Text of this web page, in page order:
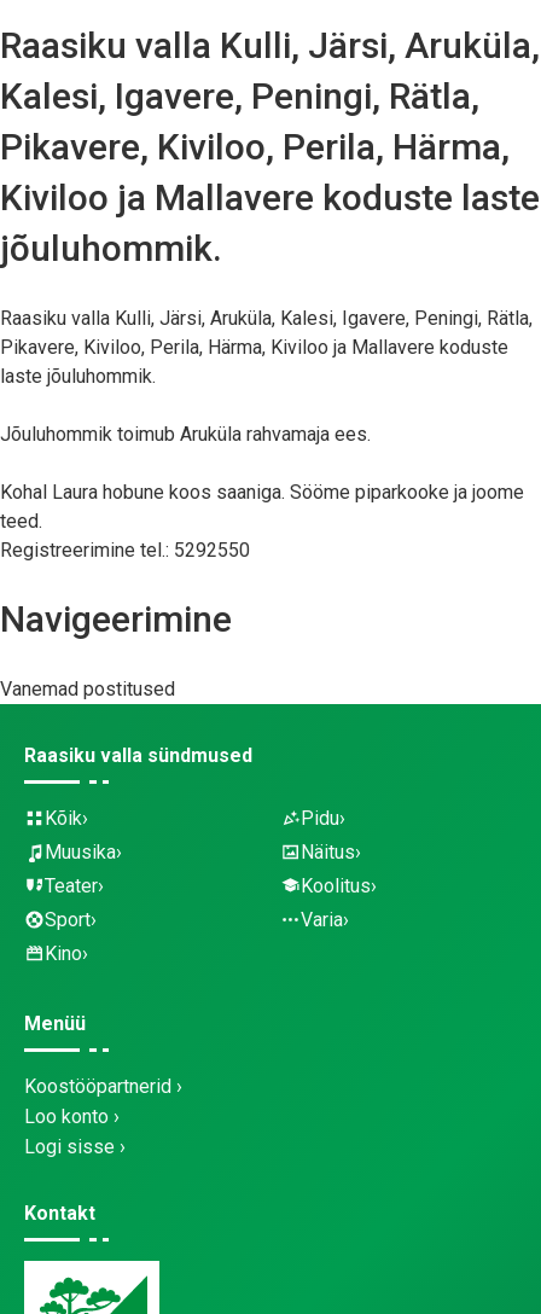
Raasiku valla Kulli, Järsi, Aruküla,
Kalesi, Igavere, Peningi, Rätla,
Pikavere, Kiviloo, Perila, Härma,
Kiviloo ja Mallavere koduste laste
jõuluhommik.
Raasiku valla Kulli, Järsi, Aruküla, Kalesi, Igavere, Peningi, Rätla,
Pikavere, Kiviloo, Perila, Härma, Kiviloo ja Mallavere koduste
laste jõuluhommik.
Jõuluhommik toimub Aruküla rahvamaja ees.
Kohal Laura hobune koos saaniga. Sööme piparkooke ja joome
teed.
Registreerimine tel.: 5292550
Navigeerimine
Vanemad postitused
Raasiku valla sündmused
Kõik
Muusika
Teater
Sport
Kino
Pidu
Näitus
Koolitus
Varia
Menüü
Koostööpartnerid
Loo konto
Logi sisse
Kontakt